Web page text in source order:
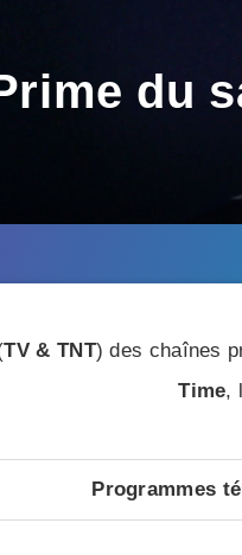
du
TV & TNT) des chaînes
Time,
Programmes